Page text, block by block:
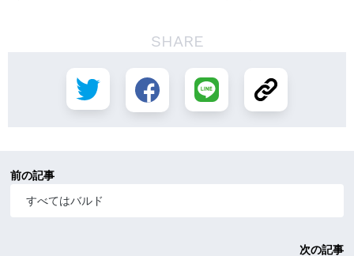
SHARE
前の記事
すべてはバルド
次の記事